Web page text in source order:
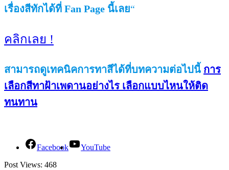
เรื่องสีทักได้ที่ Fan Page นี้เลย“
คลิกเลย !
สามารถดูเทคนิคการทาสีได้ที่บทความต่อไปนี้ การ
เลือกสีทาฝ้าเพดานอย่างไร เลือกแบบไหนให้ติด
ทนทาน
Facebook
YouTube
Post Views: 468